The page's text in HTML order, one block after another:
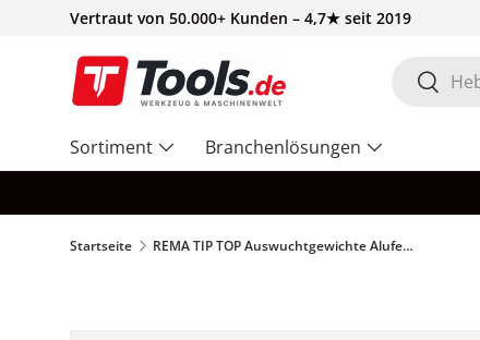
Vertraut von 50.000+ Kunden – 4,7★ seit 2019
Suchen
Suchen
Sortiment Branchenlösungen
Startseite REMA TIP TOP Auswuchtgewichte Alufelge Zink 45g - 50 Stück – 5892075